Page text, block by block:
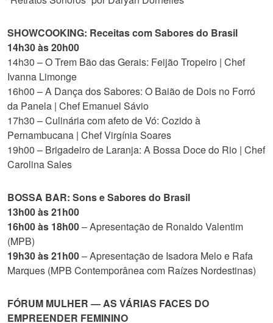
SHOWCOOKING: Receitas com Sabores do Brasil
14h30 às 20h00
14h30 – O Trem Bão das Gerais: Feijão Tropeiro | Chef
Ivanna Limonge
16h00 – A Dança dos Sabores: O Baião de Dois no Forró
da Panela | Chef Emanuel Sávio
17h30 – Culinária com afeto de Vó: Cozido à
Pernambucana | Chef Virgínia Soares
19h00 – Brigadeiro de Laranja: A Bossa Doce do Rio | Chef
Carolina Sales
BOSSA BAR: Sons e Sabores do Brasil
13h00 às 21h00
16h00 às 18h00– Apresentação de Ronaldo Valentim
(MPB)
19h30 às 21h00– Apresentação de Isadora Melo e Rafa
Marques (MPB Contemporânea com Raízes Nordestinas)
FÓRUM MULHER — AS VÁRIAS FACES DO
EMPREENDER FEMININO